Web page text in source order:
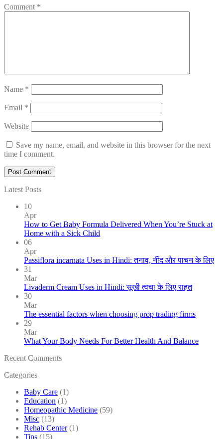
Comment *
Name *
Email *
Website
Save my name, email, and website in this browser for the next
time I comment.
Latest Posts
10
Apr
How to Get Baby Formula Delivered When You’re Stuck at
Home with a Sick Child
06
Apr
Passiflora incarnata Uses in Hindi: तनाव, नींद और पाचन के लिए
31
Mar
Livaderm Cream Uses in Hindi: सूखी त्वचा के लिए राहत
30
Mar
The essential factors when choosing prop trading firms
29
Mar
What Your Body Needs For Better Health And Balance
Recent Comments
Categories
Baby Care (1)
Education (1)
Homeopathic Medicine (59)
Misc (13)
Rehab Center(1)
Tips (15)